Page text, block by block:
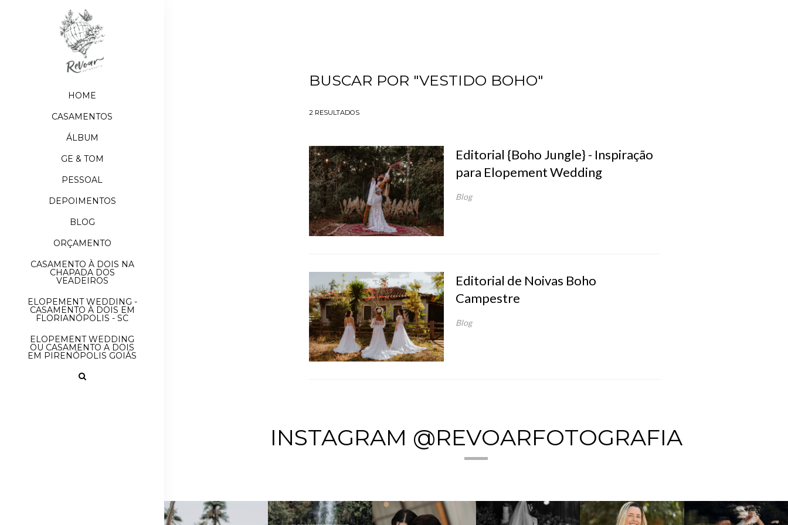
HOME
CASAMENTOS
ÁLBUM
GE & TOM
PESSOAL
DEPOIMENTOS
BLOG
ORÇAMENTO
CASAMENTO À DOIS NA
CHAPADA DOS
VEADEIROS
ELOPEMENT WEDDING -
CASAMENTO À DOIS EM
FLORIANÓPOLIS - SC
ELOPEMENT WEDDING
OU CASAMENTO A DOIS
EM PIRENÓPOLIS GOIÁS
BUSCAR POR "VESTIDO BOHO"
2 RESULTADOS
Editorial {Boho Jungle} - Inspiração
para Elopement Wedding
Blog
Editorial de Noivas Boho
Campestre
Blog
INSTAGRAM @REVOARFOTOGRAFIA